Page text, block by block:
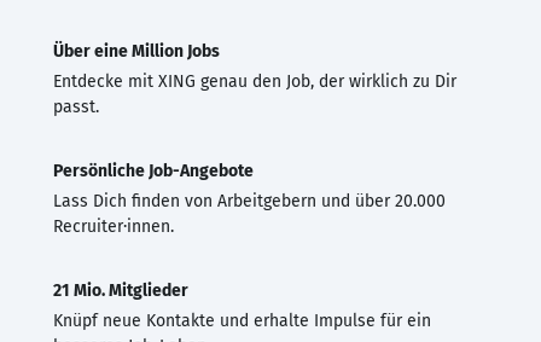
Über eine Million Jobs
Entdecke mit XING genau den Job, der wirklich zu Dir
passt.
Persönliche Job-Angebote
Lass Dich finden von Arbeitgebern und über 20.000
Recruiter·innen.
21 Mio. Mitglieder
Knüpf neue Kontakte und erhalte Impulse für ein